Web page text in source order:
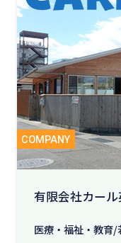
有限会社カー
医療・福祉・教育/